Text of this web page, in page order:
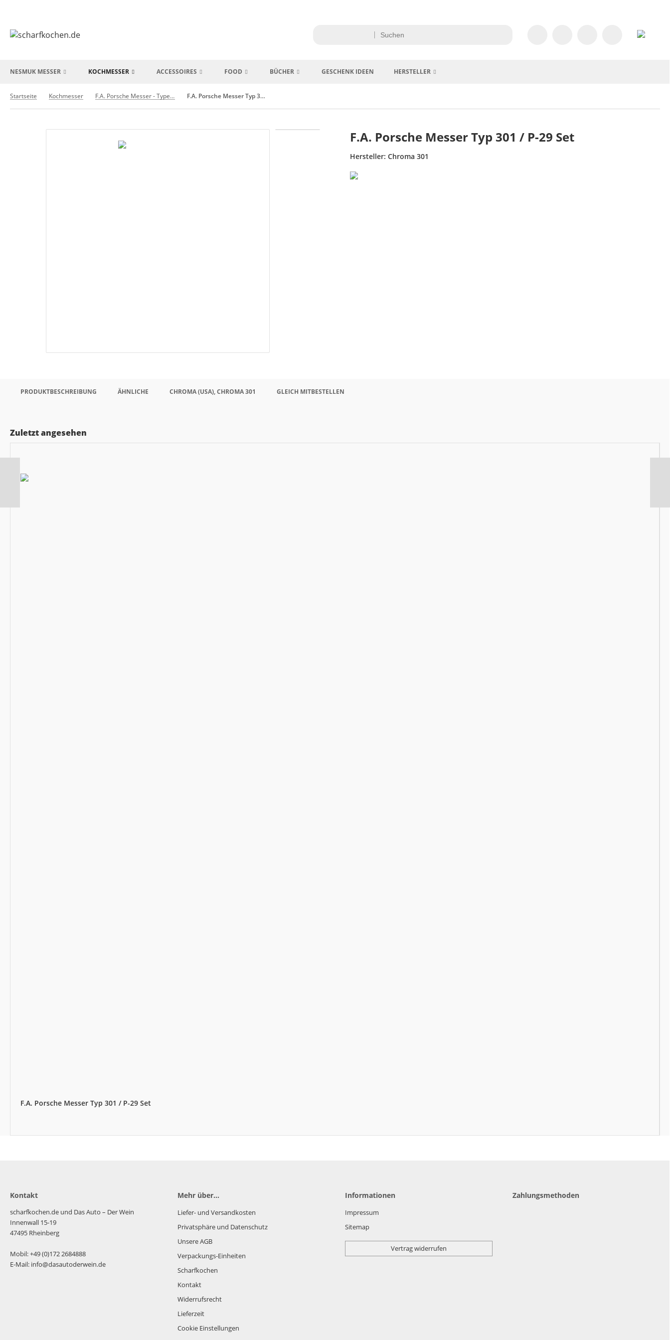
NESMUK MESSER KOCHMESSER ACCESSOIRES FOOD BÜCHER GESCHENK IDEEN HERSTELLER
Startseite Kochmesser F.A. Porsche Messer - Type 301 F.A. Porsche Messer Typ 301 / P-29 Set
F.A. Porsche Messer Typ 301 / P-29 Set
Hersteller: Chroma 301
PRODUKTBESCHREIBUNG ÄHNLICHE CHROMA (USA), CHROMA 301 GLEICH MITBESTELLEN
Zuletzt angesehen
F.A. Porsche Messer Typ 301 / P-29 Set
Kontakt
scharfkochen.de und Das Auto – Der Wein
Innenwall 15-19
47495 Rheinberg
Mobil: +49 (0)172 2684888
E-Mail: info@dasautoderwein.de
Mehr über...
Liefer- und Versandkosten
Privatsphäre und Datenschutz
Unsere AGB
Verpackungs-Einheiten
Scharfkochen
Kontakt
Widerrufsrecht
Lieferzeit
Cookie Einstellungen
Informationen
Impressum
Sitemap
Vertrag widerrufen
Zahlungsmethoden